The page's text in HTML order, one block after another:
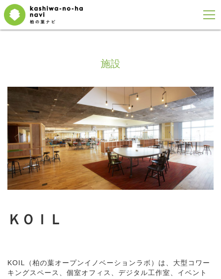
施設
ＫＯＩＬ
KOIL（柏の葉オープンイノベーションラボ）は、大型コワー
キングスペース、個室オフィス、デジタル工作室、イベント